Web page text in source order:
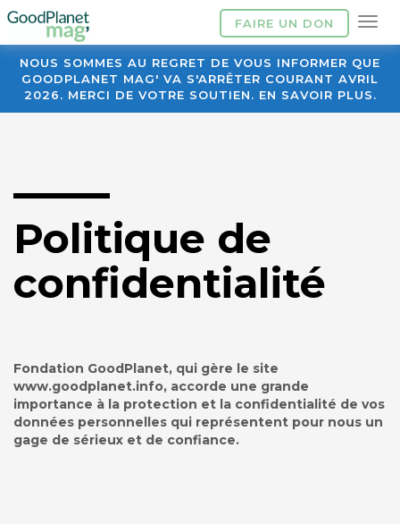
FAIRE UN DON
NOUS SOMMES AU REGRET DE VOUS INFORMER QUE
GOODPLANET MAG' VA S'ARRÊTER COURANT AVRIL
2026. MERCI DE VOTRE SOUTIEN. EN SAVOIR PLUS.
Politique de
confidentialité
Fondation GoodPlanet, qui gère le site
www.goodplanet.info, accorde une grande
importance à la protection et la confidentialité de vos
données personnelles qui représentent pour nous un
gage de sérieux et de confiance.